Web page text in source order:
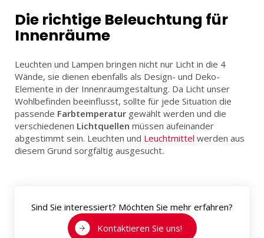
Die richtige Beleuchtung für
Innenräume
Leuchten und Lampen bringen nicht nur Licht in die 4
Wände, sie dienen ebenfalls als Design- und Deko-
Elemente in der Innenraumgestaltung. Da Licht unser
Wohlbefinden beeinflusst, sollte für jede Situation die
passende Farbtemperatur gewählt werden und die
verschiedenen Lichtquellen müssen aufeinander
abgestimmt sein. Leuchten und Leuchtmittel werden aus
diesem Grund sorgfältig ausgesucht.
Sind Sie interessiert? Möchten Sie mehr erfahren?
Kontaktieren Sie uns!